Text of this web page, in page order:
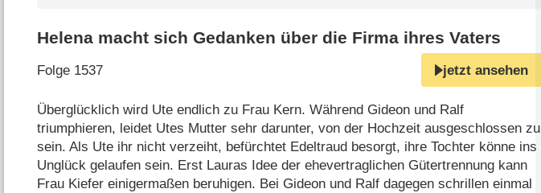
Helena macht sich Gedanken über die Firma ihres Vaters
Folge 1537 jetzt ansehen
Überglücklich wird Ute endlich zu Frau Kern. Während Gideon und Ralf
triumphieren, leidet Utes Mutter sehr darunter, von der Hochzeit ausgeschlossen zu
sein. Als Ute ihr nicht verzeiht, befürchtet Edeltraud besorgt, ihre Tochter könne ins
Unglück gelaufen sein. Erst Lauras Idee der ehevertraglichen Gütertrennung kann
Frau Kiefer einigermaßen beruhigen. Bei Gideon und Ralf dagegen schrillen einmal